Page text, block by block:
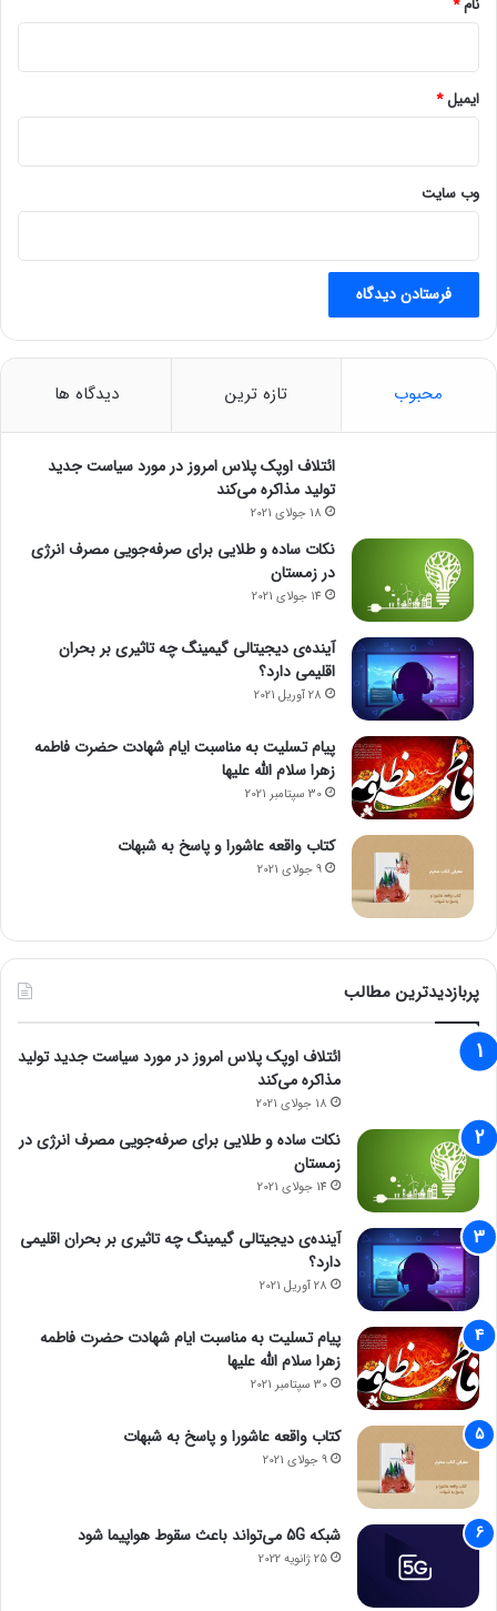
م
ی‌
س
ن
د
نام*
ایمیل*
وب‌ سایت
محبوب تازه ترین دیدگاه ها
ائتلاف اوپک پلاس امروز در مورد سیاست جدید
تولید مذاکره می‌کند
18 جولای 2021
نکات ساده و طلایی برای صرفه‌جویی مصرف انرژی
در زمستان
14 جولای 2021
آینده‌ی دیجیتالی گیمینگ چه تاثیری بر بحران
اقلیمی دارد؟
28 آوریل 2021
پیام تسلیت به مناسبت ایام شهادت حضرت فاطمه
زهرا سلام الله علیها
30 سپتامبر 2021
کتاب واقعه عاشورا و پاسخ به شبهات
9 جولای 2021
پربازدیدترین مطالب
ائتلاف اوپک پلاس امروز در مورد سیاست جدید تولید
مذاکره می‌کند
18 جولای 2021
نکات ساده و طلایی برای صرفه‌جویی مصرف انرژی در
زمستان
14 جولای 2021
آینده‌ی دیجیتالی گیمینگ چه تاثیری بر بحران اقلیمی
دارد؟
28 آوریل 2021
پیام تسلیت به مناسبت ایام شهادت حضرت فاطمه
زهرا سلام الله علیها
30 سپتامبر 2021
کتاب واقعه عاشورا و پاسخ به شبهات
9 جولای 2021
شبکه 5G می‌تواند باعث سقوط هواپیما شود
25 ژانویه 2022